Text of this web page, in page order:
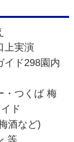
上実演
イド298園内
・つくば 梅
ド
酒など)
等